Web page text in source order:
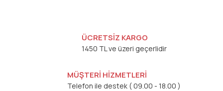
ÜCRETSİZ KARGO
1450 TL ve üzeri geçerlidir
MÜŞTERİ HİZMETLERİ
Telefon ile destek ( 09.00 - 18.00 )